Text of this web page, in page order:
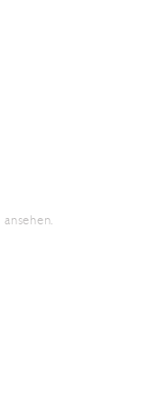
ansehen.